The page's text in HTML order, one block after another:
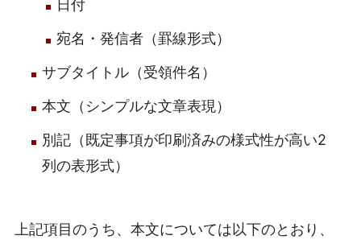
日付
宛名・発信者（罫線形式）
サブタイトル（受領件名）
本文（シンプルな文章表現）
別記（既定事項が印刷済みの様式性が高い2
列の表形式）
上記項目のうち、本文については以下のとおり、